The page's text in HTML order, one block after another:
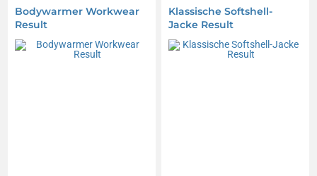
Bodywarmer Workwear
Result
Klassische Softshell-
Jacke Result